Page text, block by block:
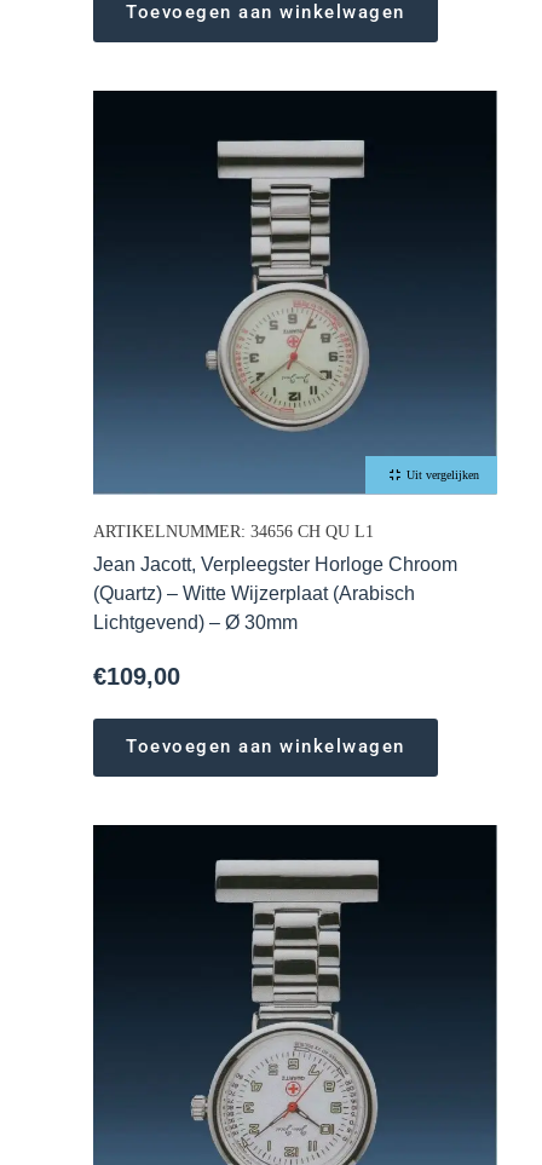
Toevoegen aan winkelwagen
Uit vergelijken
ARTIKELNUMMER: 34656 CH QU L1
Jean Jacott, Verpleegster Horloge Chroom
(Quartz) – Witte Wijzerplaat (Arabisch
Lichtgevend) – Ø 30mm
€109,00
Toevoegen aan winkelwagen